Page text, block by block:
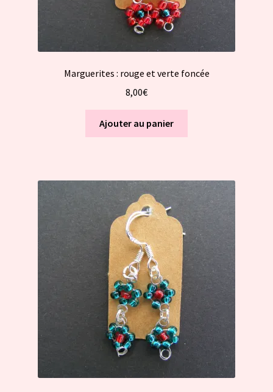
Marguerites : rouge et verte foncée
8,00€
Ajouter au panier